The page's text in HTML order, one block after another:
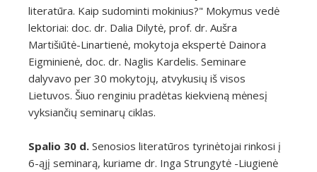
literatūra. Kaip sudominti mokinius?" Mokymus vedė
lektoriai: doc. dr. Dalia Dilytė, prof. dr. Aušra
Martišiūtė-Linartienė, mokytoja ekspertė Dainora
Eigminienė, doc. dr. Naglis Kardelis. Seminare
dalyvavo per 30 mokytojų, atvykusių iš visos
Lietuvos. Šiuo renginiu pradėtas kiekvieną mėnesį
vyksiančių seminarų ciklas.
Spalio 30 d. Senosios literatūros tyrinėtojai rinkosi į
6-ąjį seminarą, kuriame dr. Inga Strungytė -Liugienė